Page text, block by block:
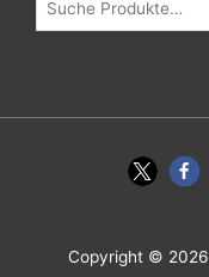
Copyright © 2026